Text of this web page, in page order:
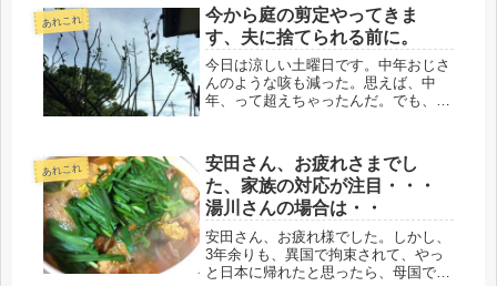
通業にサービス業を合わせたようなよ
う...
あれこれ
今から庭の剪定やってきま
す、夫に捨てられる前に。
今日は涼しい土曜日です。中年おじさ
んのような咳も減った。思えば、中
年、って超えちゃったんだ。でも、優
ドウが治れば最高だ。風邪がだいぶよ
くなってきたので、いつもの癖が出て
きた...
あれこれ
安田さん、お疲れさまでし
た、家族の対応が注目・・・
湯川さんの場合は・・
安田さん、お疲れ様でした。しかし、
3年余りも、異国で拘束されて、やっ
と日本に帰れたと思ったら、母国で